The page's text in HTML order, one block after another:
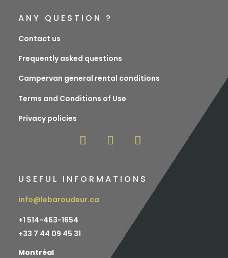
ANY QUESTION ?
Contact us
Frequently asked questions
Campervan general rental conditions
Terms and Conditions of Use
Privacy policies
USEFUL INFORMATIONS
info@lebaroudeur.ca
+1 514-463-1654
+33 7 44 09 45 31
Montréal